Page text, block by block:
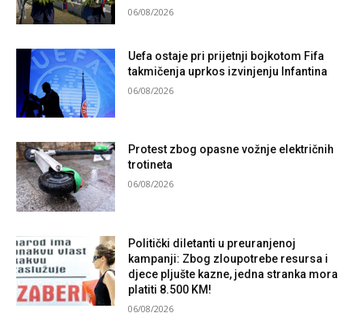
06/08/2026
Uefa ostaje pri prijetnji bojkotom Fifa
takmičenja uprkos izvinjenju Infantina
06/08/2026
Protest zbog opasne vožnje električnih
trotineta
06/08/2026
Politički diletanti u preuranjenoj
kampanji: Zbog zloupotrebe resursa i
djece pljušte kazne, jedna stranka mora
platiti 8.500 KM!
06/08/2026